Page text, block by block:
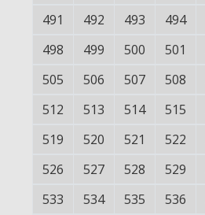
491 492 493 494
498
499 500 501
505
506 507 508
512
513 514 515
519
520 521 522
526
527 528 529
533
534 535 536